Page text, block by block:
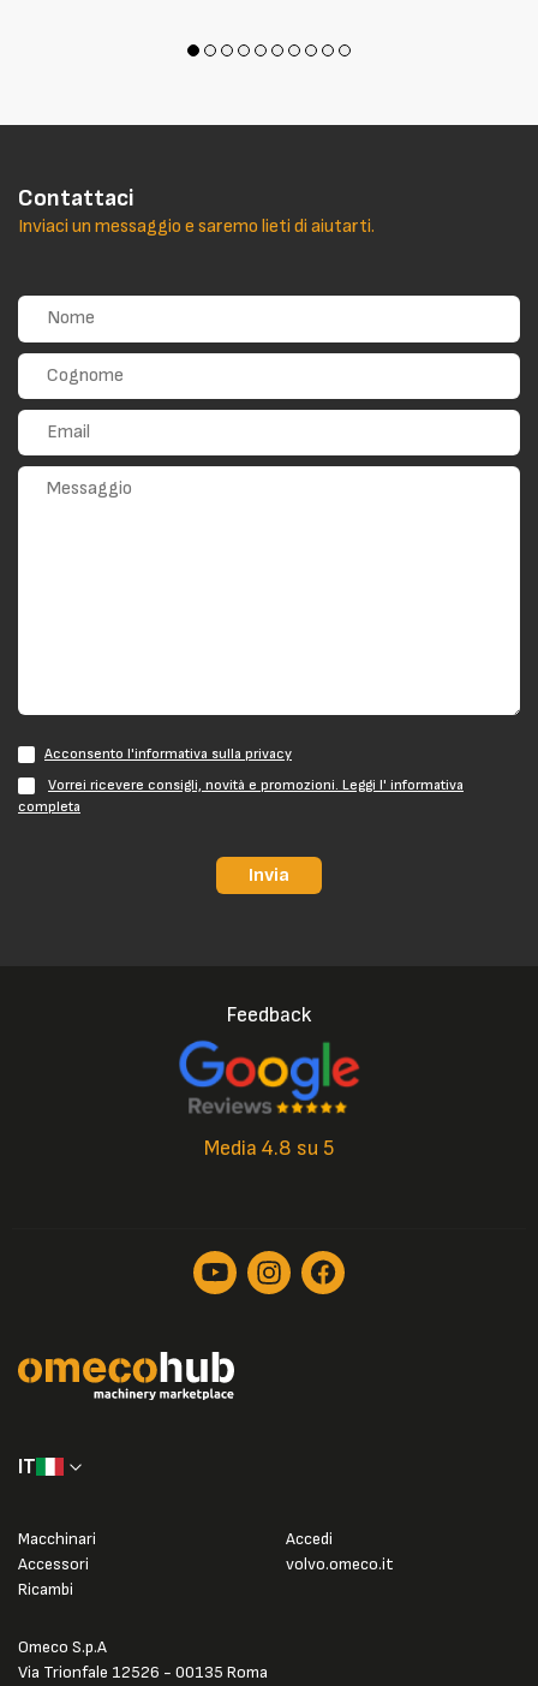
Contattaci
Inviaci un messaggio e saremo lieti di aiutarti.
Acconsento l'informativa sulla privacy
Vorrei ricevere consigli, novità e promozioni. Leggi l' informativa
completa
Invia
Feedback
Media 4.8 su 5
IT
Omeco S.p.A
Via Trionfale 12526 - 00135 Roma
Macchinari
Accessori
Ricambi
Accedi
volvo.omeco.it